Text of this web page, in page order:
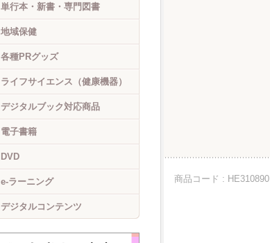
商品コード : HE310890
単行本・新書・専門図書
地域保健
各種PRグッズ
ライフサイエンス（健康機器）
デジタルブック対応商品
電子書籍
DVD
e-ラーニング
デジタルコンテンツ